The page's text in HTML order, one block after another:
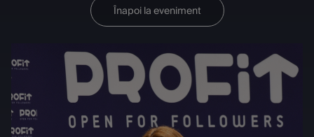
Înapoi la eveniment